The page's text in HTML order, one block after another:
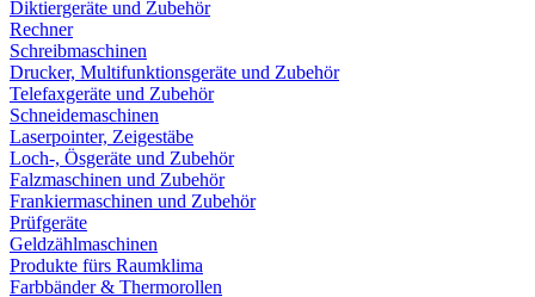
Diktiergeräte und Zubehör
Rechner
Schreibmaschinen
Drucker, Multifunktionsgeräte und Zubehör
Telefaxgeräte und Zubehör
Schneidemaschinen
Laserpointer, Zeigestäbe
Loch-, Ösgeräte und Zubehör
Falzmaschinen und Zubehör
Frankiermaschinen und Zubehör
Prüfgeräte
Geldzählmaschinen
Produkte fürs Raumklima
Farbbänder & Thermorollen